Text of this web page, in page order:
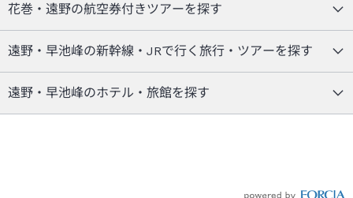
花巻・遠野の航空券付きツアーを探す
遠野・早池峰の新幹線・JRで行く旅行・ツアーを探す
遠野・早池峰のホテル・旅館を探す